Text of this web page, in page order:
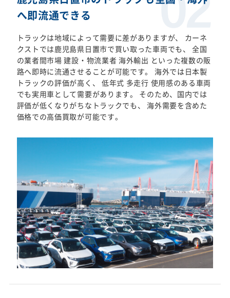
へ即流通できる
トラックは地域によって需要に差がありますが、 カーネ
クストでは鹿児島県日置市で買い取った車両でも、 全国
の業者間市場 建設・物流業者 海外輸出 といった複数の販
路へ即時に流通させることが可能です。 海外では日本製
トラックの評価が高く、 低年式 多走行 使用感のある車両
でも実用車として需要があります。 そのため、国内では
評価が低くなりがちなトラックでも、 海外需要を含めた
価格での高価買取が可能です。